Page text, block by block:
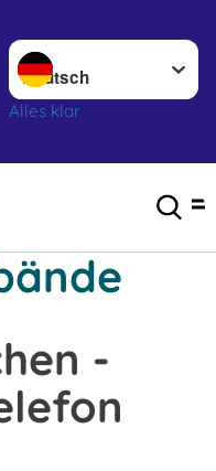
Sprache wechseln zu
Alles klar
-